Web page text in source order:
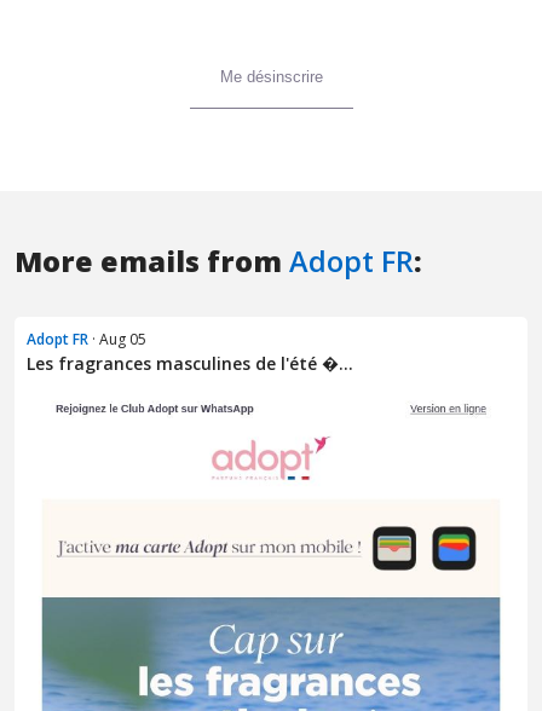
More emails from Adopt FR:
Adopt FR · Aug 05
Les fragrances masculines de l'été �...